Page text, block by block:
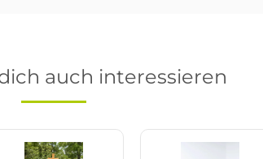
auch interessieren